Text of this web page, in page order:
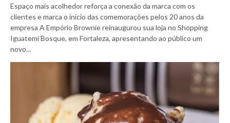
Espaço mais acolhedor reforça a conexão da marca com os
clientes e marca o início das comemorações pelos 20 anos da
empresa A Empório Brownie reinaugurou sua loja no Shopping
Iguatemi Bosque, em Fortaleza, apresentando ao público um
novo...